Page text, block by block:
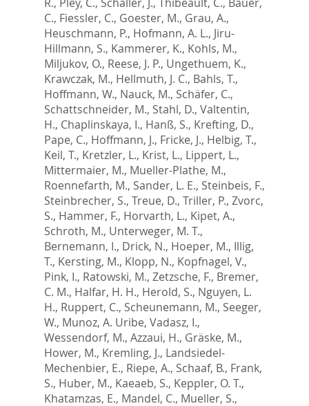
C., Fiessler, C., Goester, M., Grau, A.,
Heuschmann, P., Hofmann, A. L., Jiru-
Hillmann, S., Kammerer, K., Kohls, M.,
Miljukov, O., Reese, J. P., Ungethuem, K.,
Krawczak, M., Hellmuth, J. C., Bahls, T.,
Hoffmann, W., Nauck, M., Schäfer, C.,
Schattschneider, M., Stahl, D., Valtentin,
H., Chaplinskaya, I., Hanß, S., Krefting, D.,
Pape, C., Hoffmann, J., Fricke, J., Helbig, T.,
Keil, T., Kretzler, L., Krist, L., Lippert, L.,
Mittermaier, M., Mueller-Plathe, M.,
Roennefarth, M., Sander, L. E., Steinbeis, F.,
Steinbrecher, S., Treue, D., Triller, P., Zvorc,
S., Hammer, F., Horvarth, L., Kipet, A.,
Schroth, M., Unterweger, M. T.,
Bernemann, I., Drick, N., Hoeper, M., Illig,
T., Kersting, M., Klopp, N., Kopfnagel, V.,
Pink, I., Ratowski, M., Zetzsche, F., Bremer,
C. M., Halfar, H. H., Herold, S., Nguyen, L.
H., Ruppert, C., Scheunemann, M., Seeger,
W., Munoz, A. Uribe, Vadasz, I.,
Wessendorf, M., Azzaui, H., Gräske, M.,
Hower, M., Kremling, J., Landsiedel-
Mechenbier, E., Riepe, A., Schaaf, B., Frank,
S., Huber, M., Kaeaeb, S., Keppler, O. T.,
Khatamzas, E., Mandel, C., Mueller, S.,